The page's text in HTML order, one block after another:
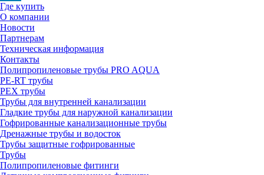
Где купить
О компании
Новости
Партнерам
Техническая информация
Контакты
Полипропиленовые трубы PRO AQUA
PE-RT трубы
PEX трубы
Трубы для внутренней канализации
Гладкие трубы для наружной канализации
Гофрированные канализационные трубы
Дренажные трубы и водосток
Трубы защитные гофрированные
Трубы
Полипропиленовые фитинги